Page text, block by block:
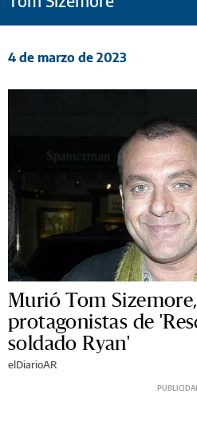
4 de marzo de 2023
Murió Tom
protagonistas de
soldado Ryan'
elDiarioAR